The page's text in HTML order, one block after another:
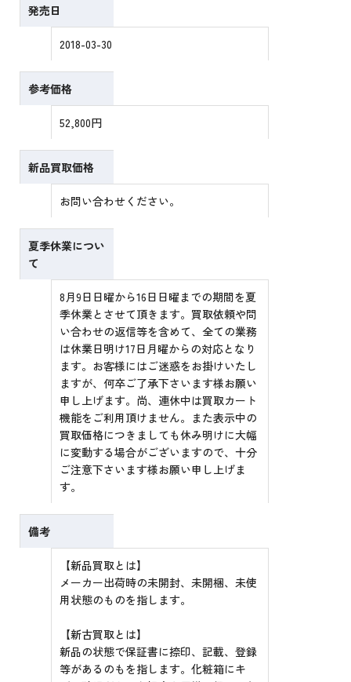
発売日
2018-03-30
参考価格
52,800円
新品買取価格
お問い合わせください。
夏季休業につい
て
8月9日日曜から16日日曜までの期間を夏
季休業とさせて頂きます。買取依頼や問
い合わせの返信等を含めて、全ての業務
は休業日明け17日月曜からの対応となり
ます。お客様にはご迷惑をお掛けいたし
ますが、何卒ご了承下さいます様お願い
申し上げます。尚、連休中は買取カート
機能をご利用頂けません。また表示中の
買取価格につきましても休み明けに大幅
に変動する場合がございますので、十分
ご注意下さいます様お願い申し上げま
す。
備考
【新品買取とは】
メーカー出荷時の未開封、未開梱、未使
用状態のものを指します。
【新古買取とは】
新品の状態で保証書に捺印、記載、登録
等があるのもを指します。化粧箱にキ